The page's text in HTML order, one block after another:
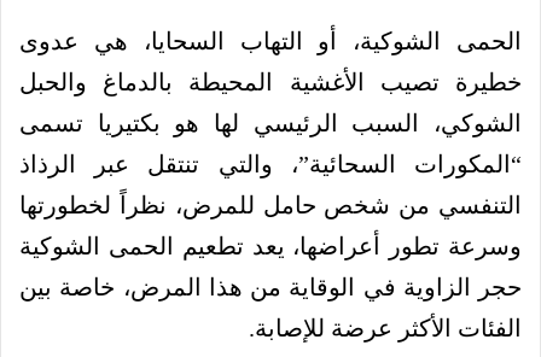
الحمى الشوكية، أو التهاب السحايا، هي عدوى
خطيرة تصيب الأغشية المحيطة بالدماغ والحبل
الشوكي، السبب الرئيسي لها هو بكتيريا تسمى
“المكورات السحائية”، والتي تنتقل عبر الرذاذ
التنفسي من شخص حامل للمرض، نظراً لخطورتها
وسرعة تطور أعراضها، يعد تطعيم الحمى الشوكية
حجر الزاوية في الوقاية من هذا المرض، خاصة بين
الفئات الأكثر عرضة للإصابة.